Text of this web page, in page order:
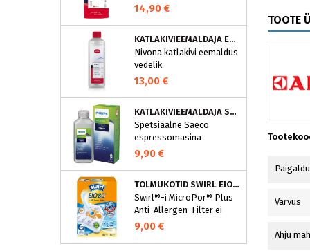
nt kohvirasva
aparaati ja tagab täiusliku
aroomi.
14,90 €
KATLAKIVIEEMALDAJA ESPRESSOMASINATELE, NIVONA (500 ML)
Nivona katlakivi eemaldus
vedelik
espressomasinatele
13,00 €
KATLAKIVIEEMALDAJA SAECO ESPRESSOMASINATELE, PHILIPS CA6700/10
Spetsiaalne Saeco
espressomasina
katlakivieemaldi
Espressomasinast
eemaldamine on vajalik
selleks, et hoida masin
parimas korras. See
spetsiaalne
9,90 €
TOLMUKOTID SWIRL EIO80MNEW
Swirl®-i MicroPor® Plus
Anti-Allergen-Filter ei
lukusta ohutult
tolmuimejakotti mitte
ainult tavalise kodutolmu,
9,00 €
TOOTE
Värvus
Ahju